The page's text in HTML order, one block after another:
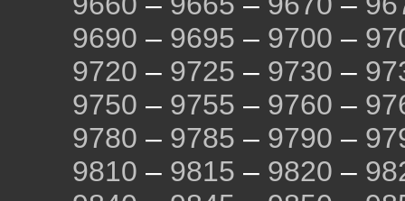
9690 – 9695 – 9700 –
9720 – 9725 – 9730 –
9750 – 9755 – 9760 –
9780 – 9785 – 9790 –
9810 – 9815 – 9820 –